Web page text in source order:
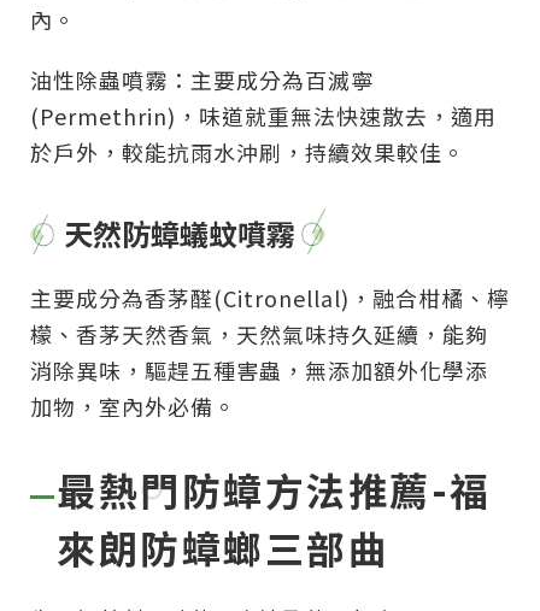
內。
油性除蟲噴霧：主要成分為百滅寧
(Permethrin)，味道就重無法快速散去，適用
於戶外，較能抗雨水沖刷，持續效果較佳。
天然防蟑蟻蚊噴霧
主要成分為香茅醛(Citronellal)，融合柑橘、檸
檬、香茅天然香氣，天然氣味持久延續，能夠
消除異味，驅趕五種害蟲，無添加額外化學添
加物，室內外必備。
最熱門防蟑方法推薦-福
來朗防蟑螂三部曲